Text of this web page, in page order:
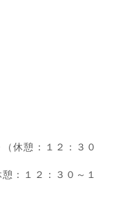
休憩：１２：３０
：１２：３０～１